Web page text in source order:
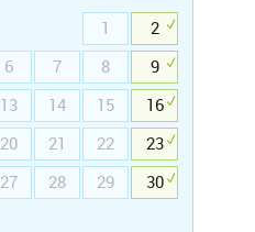
1
2
6 7 8
9
13 14 15
16
20 21 22
23
27 28 29
30